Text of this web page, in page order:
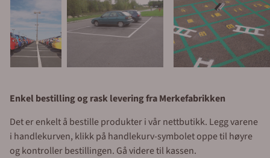
Enkel bestilling og rask levering fra Merkefabrikken
Det er enkelt å bestille produkter i vår nettbutikk. Legg varene
i handlekurven, klikk på handlekurv-symbolet oppe til høyre
og kontroller bestillingen. Gå videre til kassen.